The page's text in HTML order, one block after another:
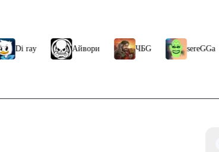
Айвори ЧБG sereGGa